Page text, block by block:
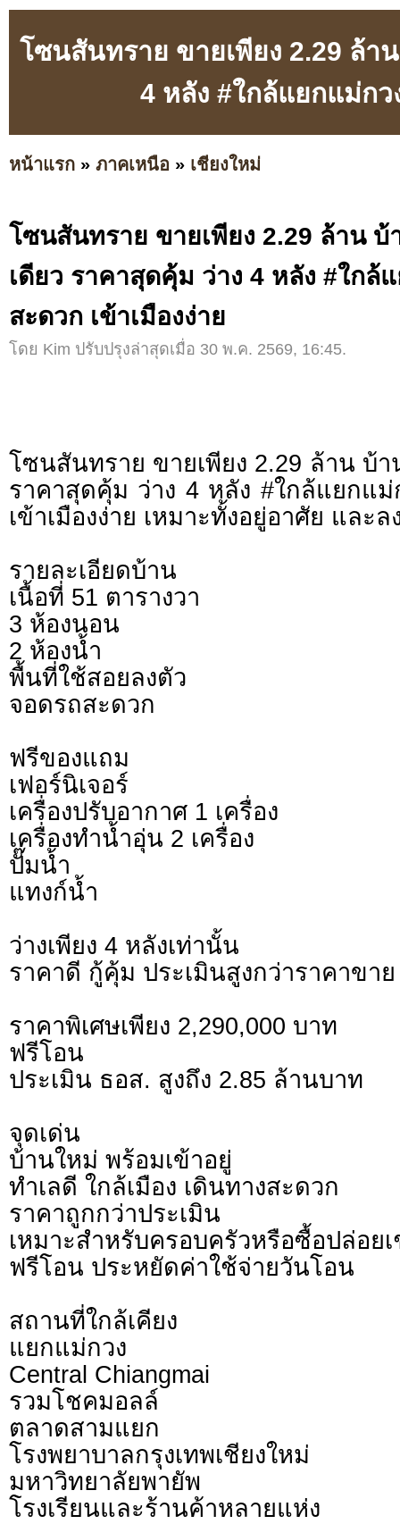
โซนสันทราย ขายเพียง 2.29 ล้า
4 หลัง #ใกล้แยกแม่กว
หน้าแรก » ภาคเหนือ » เชียงใหม่
โซนสันทราย ขายเพียง 2.29 ล้าน
เดียว ราคาสุดคุ้ม ว่าง 4 หลัง #ใกล้
สะดวก เข้าเมืองง่าย
โดย Kim ปรับปรุงล่าสุดเมื่อ 30 พ.ค. 2569, 16:45.
โซนสันทราย ขายเพียง 2.29 ล้าน บ้า
ราคาสุดคุ้ม ว่าง 4 หลัง #ใกล้แยกแม่
เข้าเมืองง่าย เหมาะทั้งอยู่อาศัย และ
รายละเอียดบ้าน
เนื้อที่ 51 ตารางวา
3 ห้องนอน
2 ห้องน้ำ
พื้นที่ใช้สอยลงตัว
จอดรถสะดวก
ฟรีของแถม
เฟอร์นิเจอร์
เครื่องปรับอากาศ 1 เครื่อง
เครื่องทำน้ำอุ่น 2 เครื่อง
ปั๊มน้ำ
แทงก์น้ำ
ว่างเพียง 4 หลังเท่านั้น
ราคาดี กู้คุ้ม ประเมินสูงกว่าราคาขาย
ราคาพิเศษเพียง 2,290,000 บาท
ฟรีโอน
ประเมิน ธอส. สูงถึง 2.85 ล้านบาท
จุดเด่น
บ้านใหม่ พร้อมเข้าอยู่
ทำเลดี ใกล้เมือง เดินทางสะดวก
ราคาถูกกว่าประเมิน
เหมาะสำหรับครอบครัวหรือซื้อปล่อย
ฟรีโอน ประหยัดค่าใช้จ่ายวันโอน
สถานที่ใกล้เคียง
แยกแม่กวง
Central Chiangmai
รวมโชคมอลล์
ตลาดสามแยก
โรงพยาบาลกรุงเทพเชียงใหม่
มหาวิทยาลัยพายัพ
โรงเรียนและร้านค้าหลายแห่ง